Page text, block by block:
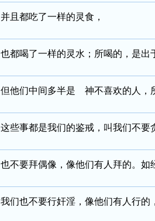
并且都吃了一样的灵食，
也都喝了一样的灵水；所喝的，是
但他们中间多半是 神不喜欢的人，
这些事都是我们的鉴戒，叫我们不
也不要拜偶像，像他们有人拜的。如
我们也不要行奸淫，像他们有人行的